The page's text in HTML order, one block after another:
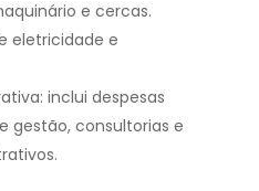
e cercas.
eletricidade e
inclui despesas
gestão, consultorias e